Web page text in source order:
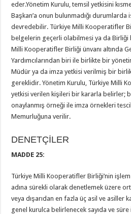
eder.Yönetim Kurulu, temsil yetkisini
Başkan’a onun bulunmadığı durumlarda
devredebilir. Türkiye Milli Kooperatifler
belgelerin geçerli olabilmesi ya da Birliği
Milli Kooperatifler Birliği ünvanı altında
Yardımcılarından biri ile birlikte bir
Müdür ya da imza yetkisi verilmiş bir birlik
gereklidir. Yönetim Kurulu, Türkiye Milli
yetkisi verilen kişileri bir kararla belirler;
onaylanmış örneği ile imza örnekleri
Memurluğuna verilir.
DENETÇİLER
MADDE 25:
Türkiye Milli Kooperatifler Birliği’nin işlem
adına sürekli olarak denetlemek üzere
veya dışarıdan en fazla üç asil ve asiller
genel kurulca belirlenecek sayıda ve